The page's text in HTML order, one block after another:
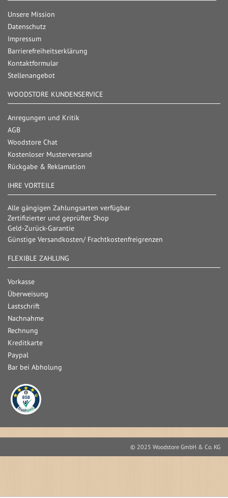
Unsere Mission
Datenschutz
Impressum
Barrierefreiheitserklärung
Kontaktformular
Stellenangebot
WOODSTORE KUNDENSERVICE
Anregungen und Kritik
AGB
Woodstore Chat
Kostenloser Musterversand
Rückgabe & Reklamation
IHRE VORTEILE
Alle gängigen Zahlungsarten verfügbar
Zertifizierter und geprüfter Shop
Geld-Zurück-Garantie
Günstige Versandkosten/ Frachtkostenfreigrenzen
FLEXIBLE ZAHLUNG
Vorkasse
Überweisung
Lastschrift
Nachnahme
Rechnung
Kreditkarte
Paypal
Bar bei Abholung
© 2025 Woodstore GmbH & Co. KG